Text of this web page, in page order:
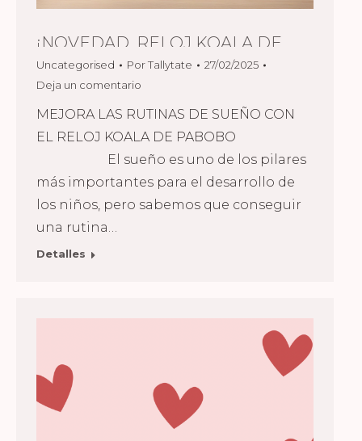
¡NOVEDAD, RELOJ KOALA DE
PABOBO!
Uncategorised PorTallytate
27/02/2025
Deja un comentario
MEJORA LAS RUTINAS DE SUEÑO CON
EL RELOJ KOALA DE PABOBO
El sueño es uno de los pilares
más importantes para el desarrollo de
los niños, pero sabemos que conseguir
una rutina…
Detalles